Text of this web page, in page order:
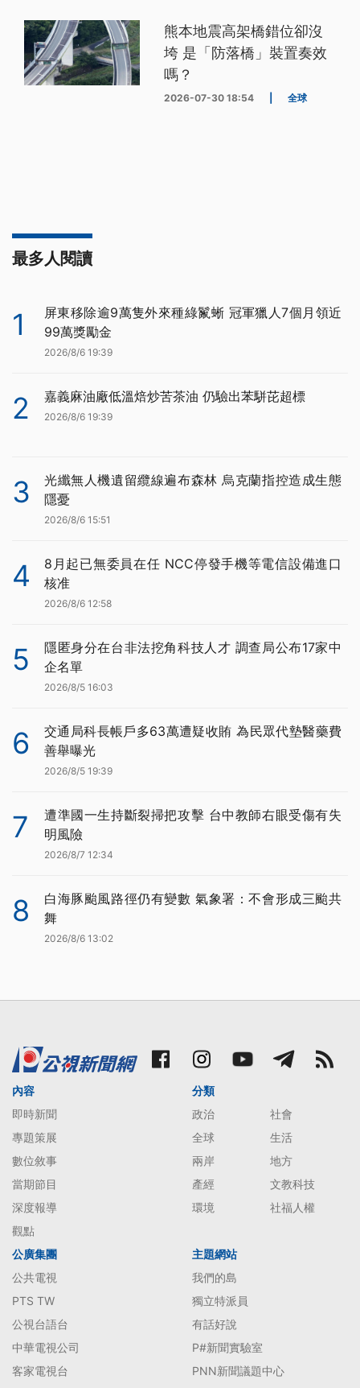
熊本地震高架橋錯位卻沒
垮 是「防落橋」裝置奏效
嗎？
2026-07-30 18:54 全球
最多人閱讀
1
屏東移除逾9萬隻外來種綠鬣蜥 冠軍獵人7個月領近
99萬獎勵金
2026/8/6 19:39
2 嘉義麻油廠低溫焙炒苦茶油 仍驗出苯駢芘超標
2026/8/6 19:39
3
光纖無人機遺留纜線遍布森林 烏克蘭指控造成生態
隱憂
2026/8/6 15:51
4
8月起已無委員在任 NCC停發手機等電信設備進口
核准
2026/8/6 12:58
5
隱匿身分在台非法挖角科技人才 調查局公布17家中
企名單
2026/8/5 16:03
6
交通局科長帳戶多63萬遭疑收賄 為民眾代墊醫藥費
善舉曝光
2026/8/5 19:39
7
遭準國一生持斷裂掃把攻擊 台中教師右眼受傷有失
明風險
2026/8/7 12:34
8
白海豚颱風路徑仍有變數 氣象署：不會形成三颱共
舞
2026/8/6 13:02
內容
即時新聞
專題策展
數位敘事
當期節目
深度報導
觀點
分類
政治
社會
全球
生活
兩岸
地方
產經
文教科技
環境
社福人權
公廣集團
公共電視
PTS TW
公視台語台
中華電視公司
客家電視台
主題網站
我們的島
獨立特派員
有話好說
P#新聞實驗室
PNN新聞議題中心